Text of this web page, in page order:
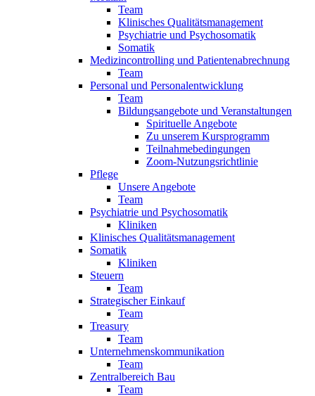
Team
Klinisches Qualitätsmanagement
Psychiatrie und Psychosomatik
Somatik
Medizincontrolling und Patientenabrechnung
Team
Personal und Personalentwicklung
Team
Bildungsangebote und Veranstaltungen
Spirituelle Angebote
Zu unserem Kursprogramm
Teilnahmebedingungen
Zoom-Nutzungsrichtlinie
Pflege
Unsere Angebote
Team
Psychiatrie und Psychosomatik
Kliniken
Klinisches Qualitätsmanagement
Somatik
Kliniken
Steuern
Team
Strategischer Einkauf
Team
Treasury
Team
Unternehmenskommunikation
Team
Zentralbereich Bau
Team